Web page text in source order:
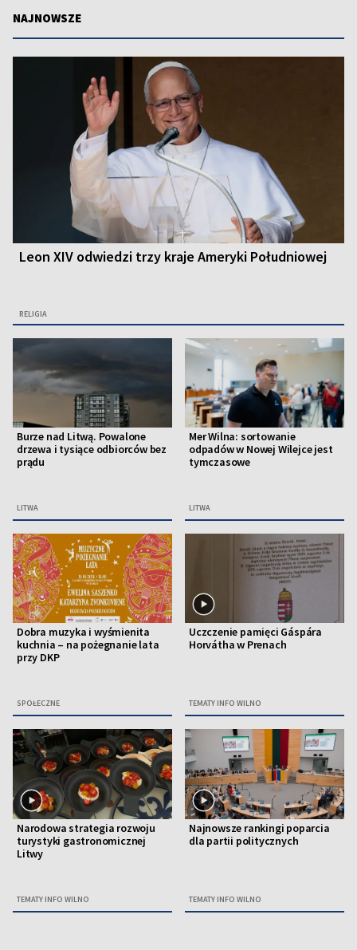
NAJNOWSZE
Leon XIV odwiedzi trzy kraje Ameryki Południowej
RELIGIA
Burze nad Litwą. Powalone
drzewa i tysiące odbiorców bez
prądu
LITWA
Mer Wilna: sortowanie
odpadów w Nowej Wilejce jest
tymczasowe
LITWA
Dobra muzyka i wyśmienita
kuchnia – na pożegnanie lata
przy DKP
SPOŁECZNE
Uczczenie pamięci Gáspára
Horvátha w Prenach
TEMATY INFO WILNO
Narodowa strategia rozwoju
turystyki gastronomicznej
Litwy
TEMATY INFO WILNO
Najnowsze rankingi poparcia
dla partii politycznych
TEMATY INFO WILNO